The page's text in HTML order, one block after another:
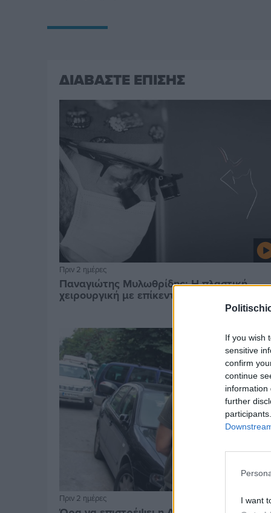
If you wish
sensitive
confirm
continue
information
further
I want
ΔΙΑΒΑΣΤΕ ΕΠΙΣΗΣ
Πριν 2 ημέρες
Παναγιώτης Μυλωθρίδης: Η πλαστική
χειρουργική με επίκεντρο τον άνθρωπο
Πριν 2 ημέρες